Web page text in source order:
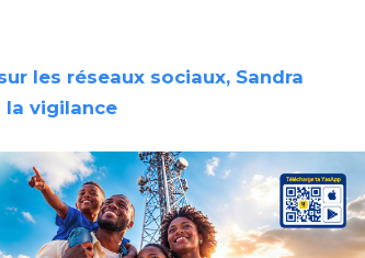
les réseaux sociaux, Sandra
la vigilance